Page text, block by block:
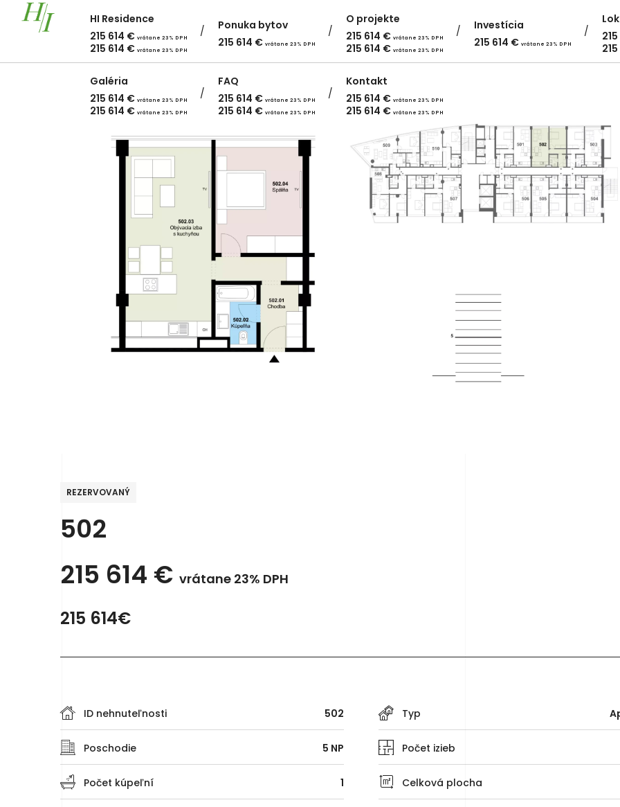
HI Residence
215 614 € vrátane 23% DPH
215 614 € vrátane 23% DPH
Ponuka bytov
215 614 € vrátane 23% DPH
O projekte
215 614 € vrátane 23% DPH
215 614 € vrátane 23% DPH
Investícia
215 614 € vrátane 23% DPH
Galéria
215 614 € vrátane 23% DPH
215 614 € vrátane 23% DPH
FAQ
215 614 € vrátane 23% DPH
215 614 € vrátane 23% DPH
Kontakt
215 614 € vrátane 23% DPH
215 614 € vrátane 23% DPH
REZERVOVANÝ
502
215 614 € vrátane 23% DPH
215 614€
ID nehnuteľnosti 502
Poschodie 5 NP
Počet kúpeľní 1 Celková plocha
Počet izieb
Typ